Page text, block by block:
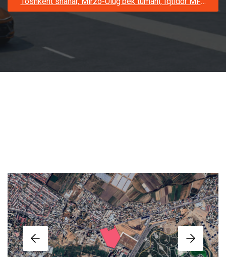
Milliy bog‘ ko‘chasi, 30-uy manzilida joylashgan,
birinchi qavatida savdo va maishiy binolariga ega 5